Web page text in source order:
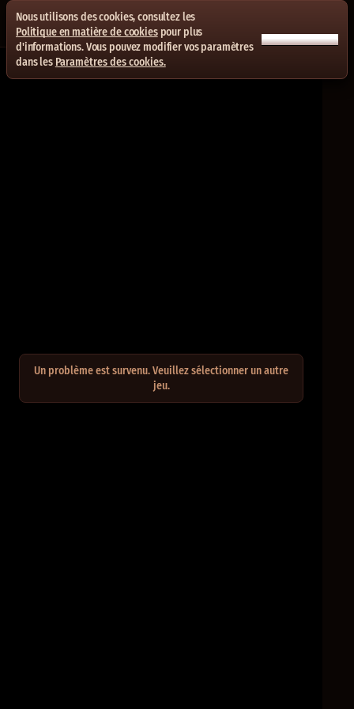
Un problème est survenu. Veuillez sélectionner un autre
jeu.
Nous utilisons des cookies, consultez les
Politique en matière de cookiespour plus
d'informations. Vous pouvez modifier vos paramètres
dans les Paramètres des cookies.
ACCEPTER TOUT